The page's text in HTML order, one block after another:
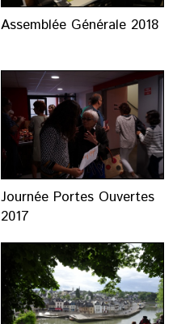
Assemblée Générale 2018
Journée Portes Ouvertes
2017